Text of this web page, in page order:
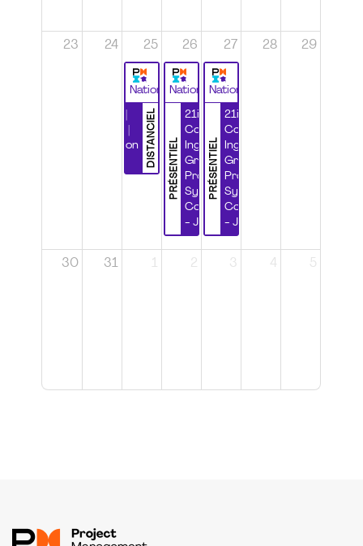
23 24 25
National
DISTANCIEL
Certification
26
National
PRÉSENTIEL
21ième
Congrès
Ingénierie
Grands
Projets et
Systèmes
Complexes
- Jour 1
27
National
PRÉSENTIEL
21ième
Congrès
Ingénierie
Grands
Projets et
Systèmes
Complexes
- Jour 2
28 29
30 31 1 2 3 4 5